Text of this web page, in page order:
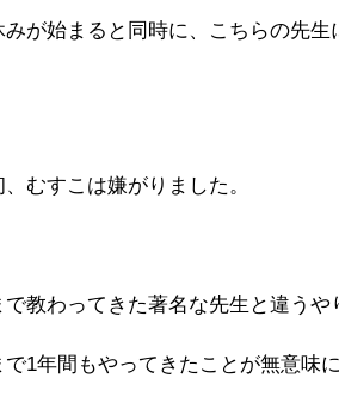
みが始まると同時に、こちらの先
、むすこは嫌がりました。
で教わってきた著名な先生と違うや
で1年間もやってきたことが無意味